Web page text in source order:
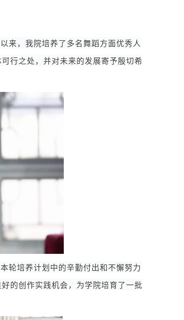
来，我院培养了多名舞蹈方面优秀人
行之处，并对未来的发展寄予殷切希
轮培养计划中的辛勤付出和不懈努力
的创作实践机会，为学院培育了一批